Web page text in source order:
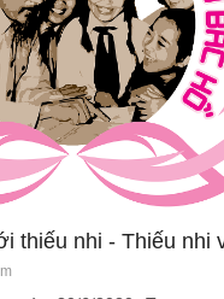
thiếu nhi - Thiếu nhi